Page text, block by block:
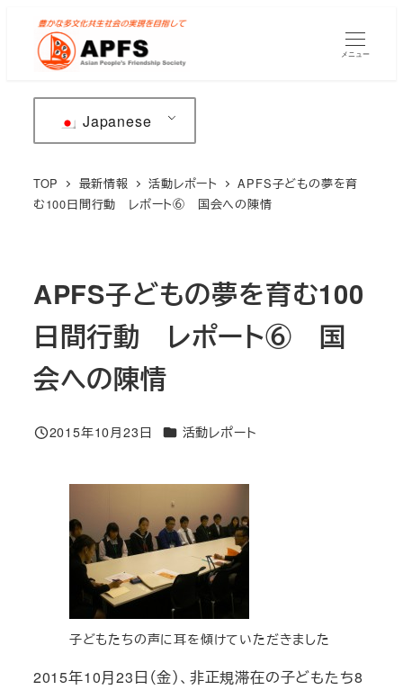
メニュー
Japanese
TOP 最新情報 活動レポート
APFS子どもの夢を育
む100日間行動 レポート⑥ 国会への陳情
APFS子どもの夢を育む100
日間行動 レポート⑥ 国
会への陳情
投稿日
2015年10月23日 カテゴリー
活動レポート
子どもたちの声に耳を傾けていただきました
2015年10月23日（金）、非正規滞在の子どもたち8